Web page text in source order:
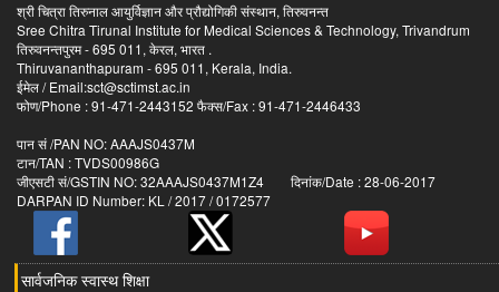
श्री चित्रा तिरुनाल आयुर्विज्ञान और प्रौद्योगिकी संस्थान, तिरुवनन्त
Sree Chitra Tirunal Institute for Medical Sciences & Technology, Trivandrum
तिरुवनन्तपुरम - 695 011, केरल, भारत .
Thiruvananthapuram - 695 011, Kerala, India.
ईमेल / Email:sct@sctimst.ac.in
फोण/Phone : 91-471-2443152 फैक्स/Fax : 91-471-2446433
पान सं /PAN NO: AAAJS0437M
टान/TAN : TVDS00986G
जीएसटी सं/GSTIN NO: 32AAAJS0437M1Z4 दिनांक/Date : 28-06-2017
DARPAN ID Number: KL / 2017 / 0172577
सार्वजनिक स्वास्थ शिक्षा